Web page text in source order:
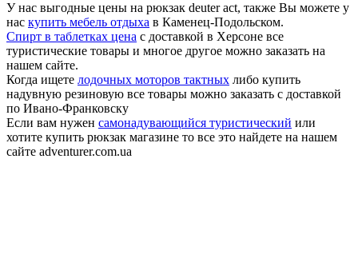
У нас выгодные цены на рюкзак deuter act, также Вы можете у
нас купить мебель отдыха в Каменец-Подольском.
Спирт в таблетках цена с доставкой в Херсоне все
туристические товары и многое другое можно заказать на
нашем сайте.
Когда ищете лодочных моторов тактных либо купить
надувную резиновую все товары можно заказать с доставкой
по Ивано-Франковску
Если вам нужен самонадувающийся туристический или
хотите купить рюкзак магазине то все это найдете на нашем
сайте adventurer.com.ua